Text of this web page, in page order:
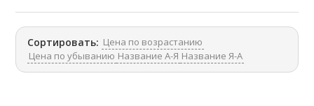
Сортировать: Цена по возрастанию
Цена по убыванию Название А-Я Название Я-А